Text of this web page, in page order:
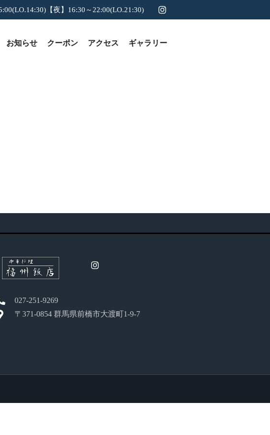
【夜】16:30～22:00(LO.21:30)
お知らせ クーポン アクセス ギャラリー
027-251-9269
〒371-0854 群馬県前橋市大渡町1-9-7